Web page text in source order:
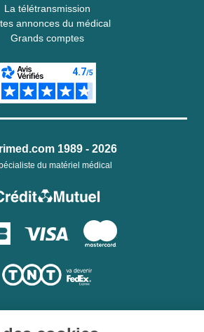
La télétransmission
annonces du médical
Grands comptes
1989 - 2026
du matériel médical